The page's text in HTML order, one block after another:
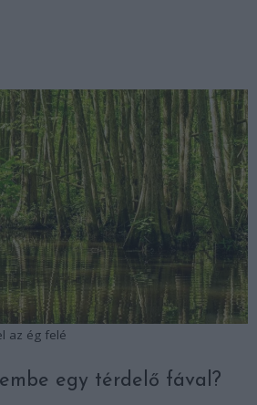
az ég felé
egy térdelő fával?